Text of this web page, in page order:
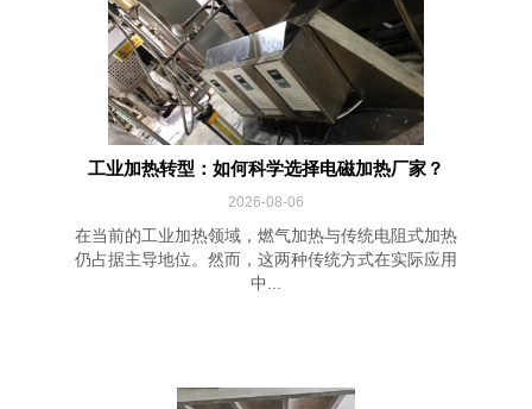
工业加热转型：如何科学选择电磁加热厂家？
2026-08-06
在当前的工业加热领域，燃气加热与传统电阻式加热
仍占据主导地位。然而，这两种传统方式在实际应用
中...